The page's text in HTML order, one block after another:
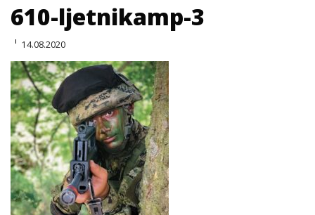
610-ljetnikamp-3
14.08.2020